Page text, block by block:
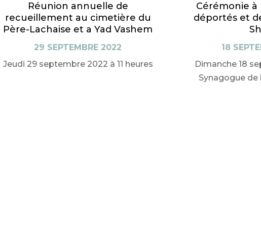
Réunion annuelle de
recueillement au cimetière du
Père-Lachaise et a Yad Vashem
29 SEPTEMBRE 2022
Jeudi 29 septembre 2022 à 11 heures
Cérémonie à
déportés et
18
Dimanche 18
Synagogue de